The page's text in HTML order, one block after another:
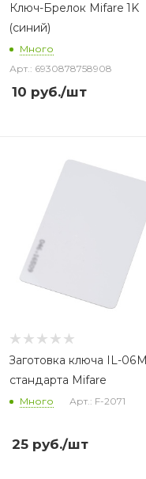
Ключ-Брелок Mifare 1K
(синий)
Много
Арт.: 6930878758908
10 руб./шт
Заготовка ключа IL-06M
стандарта Mifare
Много Арт.: F-2071
25 руб./шт